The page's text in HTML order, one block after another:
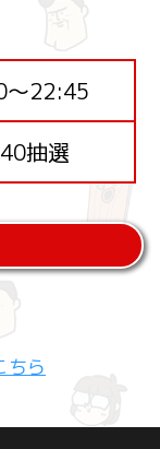
～22:45
抽選
ちら